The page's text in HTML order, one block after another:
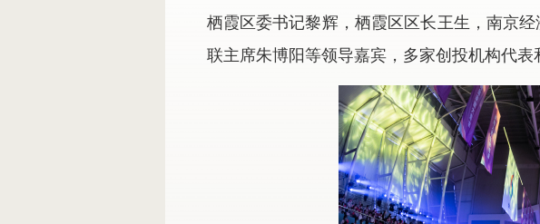
栖霞区委书记黎辉，栖霞区区长王生，南京
联主席朱博阳等领导嘉宾，多家创投机构代